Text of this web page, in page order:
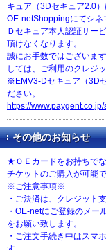
キュア（3Dセキュア2.0
OE-netShoppingにてシネ
Ｄセキュア本人認証サー
頂けなくなります。
誠にお手数ではございま
しては、ご利用のクレジ
※EMV3-Dセキュア（3D
ださい。
https://
その他のお知らせ
★ＯＥカードをお持ちで
チケットのご購入が可能で
※ご注意事項※
・ご決済は、クレジット
・OE-netにご登録のメー
をお願い致します。
・ご注文手続き中はスマ